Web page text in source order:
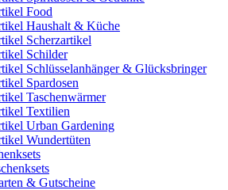
Food
Haushalt & Küche
Scherzartikel
Schilder
Schlüsselanhänger & Glücksbringer
Spardosen
Taschenwärmer
Textilien
Urban Gardening
Wundertüten
& Gutscheine